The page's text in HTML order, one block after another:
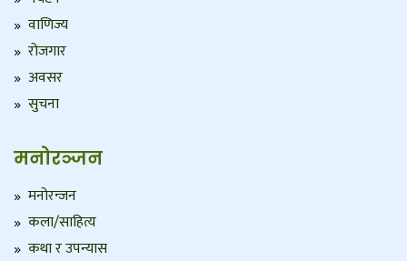
वाणिज्य
रोजगार
अवसर
सुचना
मनोरञ्जन
मनोरन्जन
कला/साहित्य
कथा र उपन्यास